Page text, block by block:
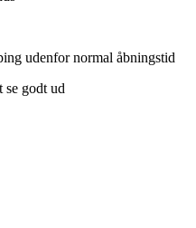
udenfor normal åbningstid
se godt ud